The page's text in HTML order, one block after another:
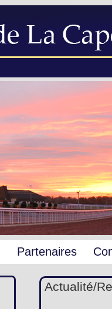
Partenaires
Actualité/